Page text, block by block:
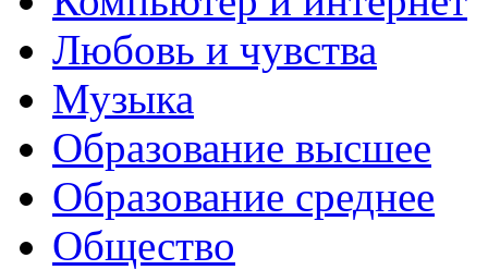
Любовь и чувства
Музыка
Образование высшее
Образование среднее
Общество